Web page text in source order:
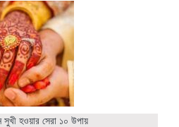
সুখী হওয়ার সেরা ১০ উপায়